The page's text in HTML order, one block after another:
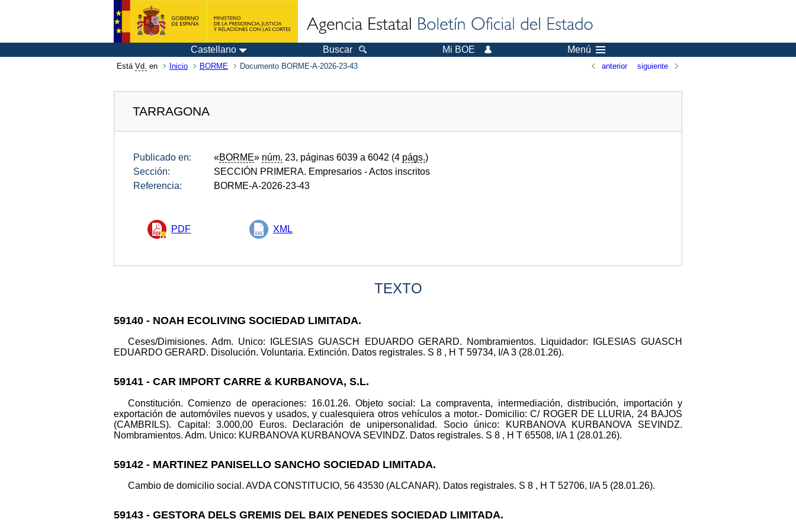
Castellano Buscar Mi BOE Menú
Está Vd. en Inicio BORME Documento BORME-A-2026-23-43 anterior siguiente
TARRAGONA
Publicado en: «BORME» núm. 23, páginas 6039 a 6042 (4 págs.)
Sección:
SECCIÓN PRIMERA. Empresarios - Actos inscritos
Referencia:
BORME-A-2026-23-43
PDF XML
TEXTO
59140 - NOAH ECOLIVING SOCIEDAD LIMITADA.
Ceses/Dimisiones. Adm. Unico: IGLESIAS GUASCH EDUARDO GERARD. Nombramientos. Liquidador: IGLESIAS GUASCH
EDUARDO GERARD. Disolución. Voluntaria. Extinción. Datos registrales. S 8 , H T 59734, I/A 3 (28.01.26).
59141 - CAR IMPORT CARRE & KURBANOVA, S.L.
Constitución. Comienzo de operaciones: 16.01.26. Objeto social: La compraventa, intermediación, distribución, importación y
exportación de automóviles nuevos y usados, y cualesquiera otros vehículos a motor.- Domicilio: C/ ROGER DE LLURIA, 24 BAJOS
(CAMBRILS). Capital: 3.000,00 Euros. Declaración de unipersonalidad. Socio único: KURBANOVA KURBANOVA SEVINDZ.
Nombramientos. Adm. Unico: KURBANOVA KURBANOVA SEVINDZ. Datos registrales. S 8 , H T 65508, I/A 1 (28.01.26).
59142 - MARTINEZ PANISELLO SANCHO SOCIEDAD LIMITADA.
Cambio de domicilio social. AVDA CONSTITUCIO, 56 43530 (ALCANAR). Datos registrales. S 8 , H T 52706, I/A 5 (28.01.26).
59143 - GESTORA DELS GREMIS DEL BAIX PENEDES SOCIEDAD LIMITADA.